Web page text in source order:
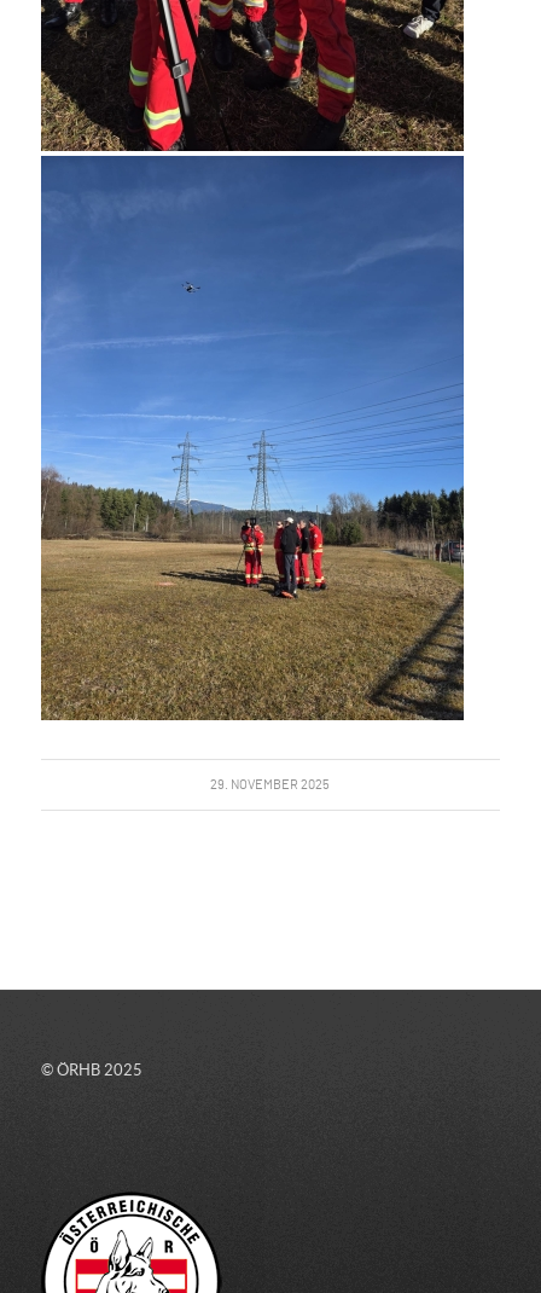
29. NOVEMBER 2025
© ÖRHB 2025